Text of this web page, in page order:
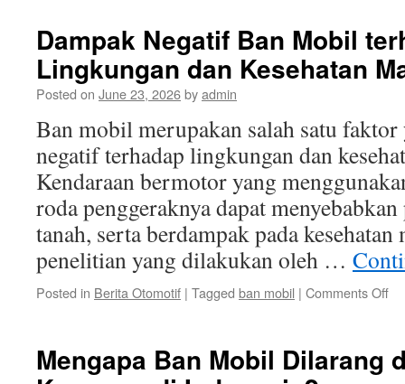
di
Dampak Negatif Ban Mobil
Lingkungan dan Kesehatan
Posted on June 23, 2026byadmin
Ban mobil merupakan salah satu
negatif terhadap lingkungan dan
Kendaraan bermotor yang
roda penggeraknya dapat
tanah, serta berdampak pada
penelitian yang dilakukan oleh …
Posted in Berita Otomotif | Tagged ban mobil | Comments Offon
Mengapa Ban Mobil Dilarang